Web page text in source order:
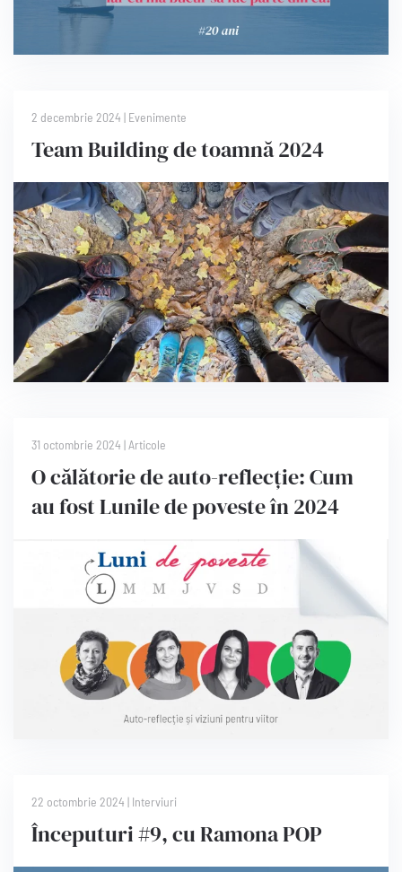
2 decembrie 2024 | Evenimente
Team Building de toamnă 2024
31 octombrie 2024 |Articole
O călătorie de auto-reflecție: Cum
au fost Lunile de poveste în 2024
22 octombrie 2024 | Interviuri
Începuturi #9, cu Ramona POP